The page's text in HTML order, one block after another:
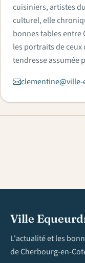
cuisiniers, artistes
culturel, elle
bonnes tables entre
les portraits de
tendresse assumée
Ville
L'actualité et les
de Cherbourg-en-